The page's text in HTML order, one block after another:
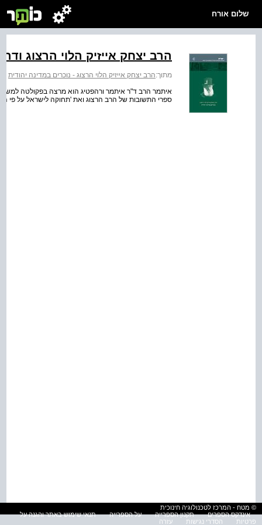
שלום אורח
הרב יצחק אייזיק הלוי הרצוג
מתוך:הרב יצחק אייזיק הלוי הרצוג - נוכרים במדינה יהודית
איתמר הרב ד"ר איתמר ורהפטיג הוא מרצה בפקולטה
ספרי התשובות של הרב הרצוג ואת 'תחוקה לישראל על פי
© מטח - המרכז לטכנולוגיה חינוכית
אינדקס הספרים
תקנון הספרייה על הספרייה
תנאי שימוש באתר והגנה על
פרטיות
הסדרי נגישות עזרה